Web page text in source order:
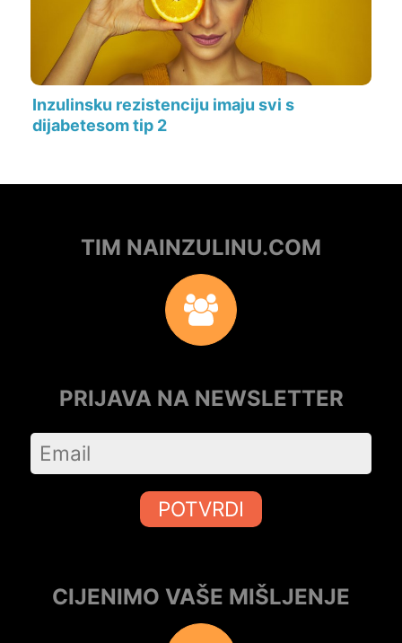
Inzulinsku rezistenciju imaju svi s
dijabetesom tip 2
TIM NAINZULINU.COM
PRIJAVA NA NEWSLETTER
POTVRDI
CIJENIMO VAŠE MIŠLJENJE